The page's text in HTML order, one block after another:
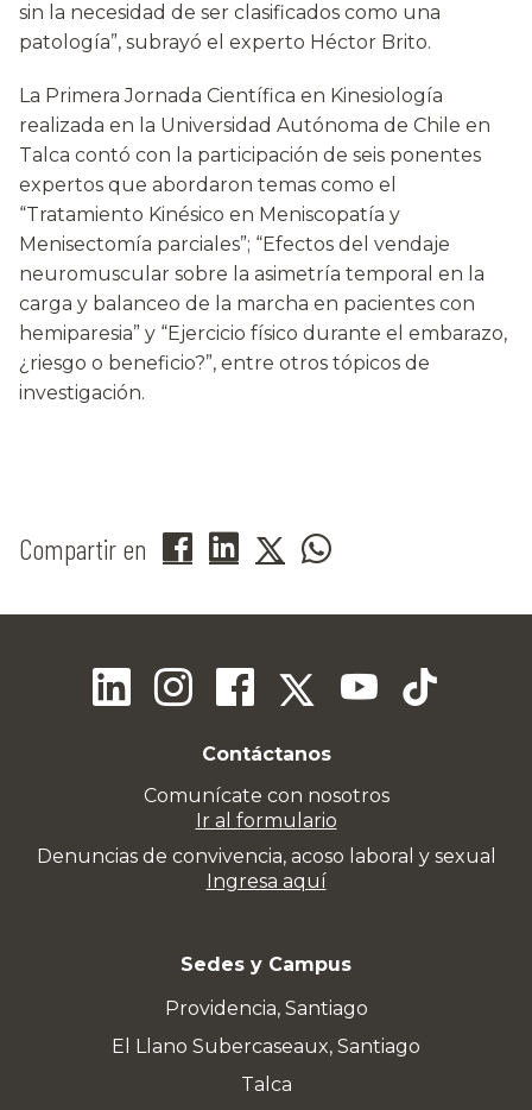
sin la necesidad de ser clasificados como una
patología”, subrayó el experto Héctor Brito.
La Primera Jornada Científica en Kinesiología
realizada en la Universidad Autónoma de Chile en
Talca contó con la participación de seis ponentes
expertos que abordaron temas como el
“Tratamiento Kinésico en Meniscopatía y
Menisectomía parciales”; “Efectos del vendaje
neuromuscular sobre la asimetría temporal en la
carga y balanceo de la marcha en pacientes con
hemiparesia” y “Ejercicio físico durante el embarazo,
¿riesgo o beneficio?”, entre otros tópicos de
investigación.
Compartir en
Contáctanos
Comunícate con nosotros
Ir al formulario
Denuncias de convivencia, acoso laboral y sexual
Ingresa aquí
Sedes y Campus
Providencia, Santiago
El Llano Subercaseaux, Santiago
Talca